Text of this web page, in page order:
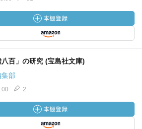
百」の研究 (宝島社文庫)
部
2